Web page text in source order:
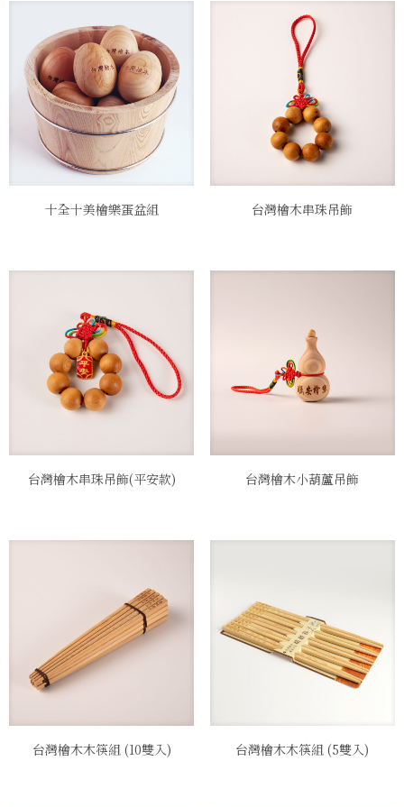
十全十美檜樂蛋盆組 台灣檜木串珠吊飾
台灣檜木串珠吊飾(平安款) 台灣檜木小葫蘆吊飾
台灣檜木木筷組 (10雙入) 台灣檜木木筷組 (5雙入)